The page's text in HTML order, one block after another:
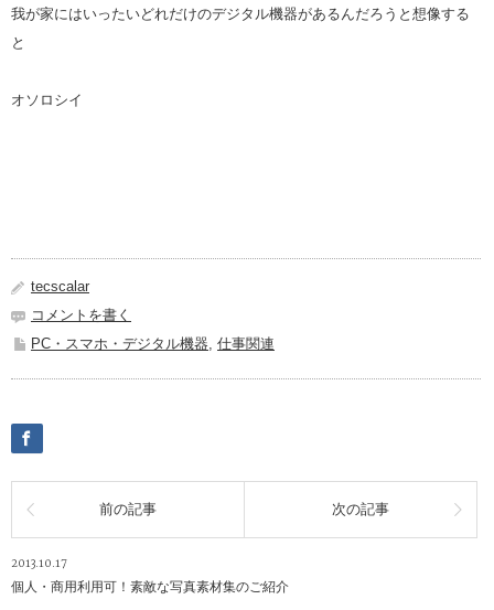
我が家にはいったいどれだけのデジタル機器があるんだろうと想像する
と
オソロシイ
tecscalar
コメントを書く
PC・スマホ・デジタル機器 仕事関連
前の記事 次の記事
2013.10.17
個人・商用利用可！素敵な写真素材集のご紹介